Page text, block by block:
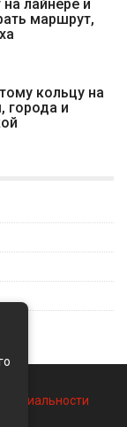
лайнере и
маршрут,
кольцу на
города и